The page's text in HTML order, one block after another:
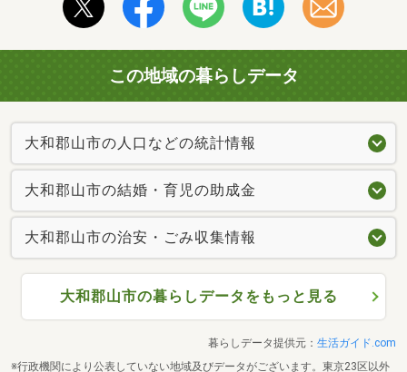
この地域の暮らしデータ
大和郡山市の人口などの統計情報
大和郡山市の結婚・育児の助成金
大和郡山市の治安・ごみ収集情報
大和郡山市の暮らしデータをもっと見る
暮らしデータ提供元： 生活ガイド.com
※行政機関により公表していない地域及びデータがございます。東京23区以外